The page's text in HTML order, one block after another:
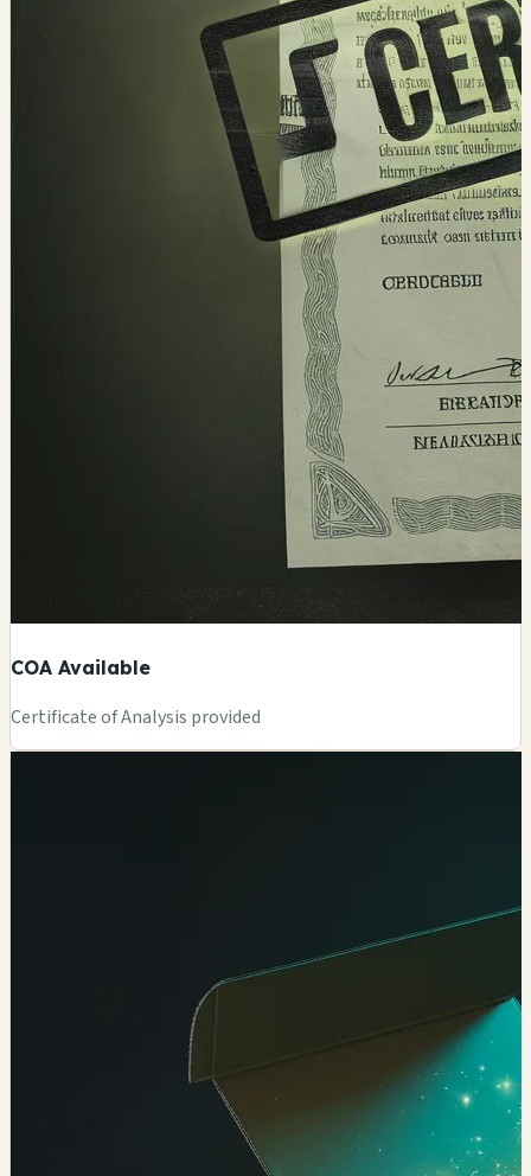
COA Available
Certificate of Analysis provided